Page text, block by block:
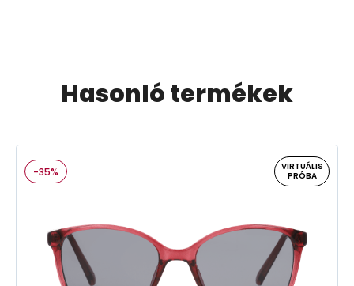
Hasonló termékek
-35%
VIRTUÁLIS
PRÓBA